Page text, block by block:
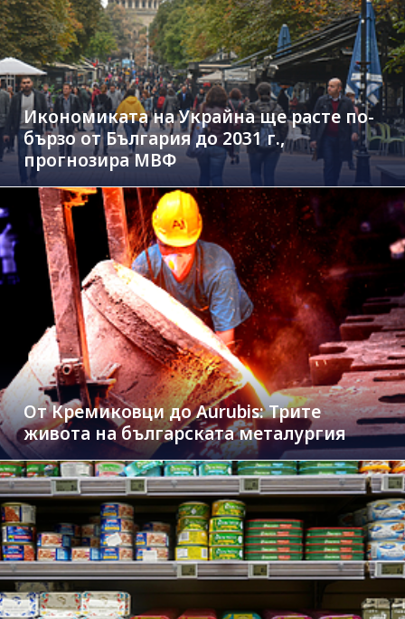
Икономиката на Украйна ще расте по-
бързо от България до 2031 г.,
прогнозира МВФ
От Кремиковци до Aurubis: Трите
живота на българската металургия